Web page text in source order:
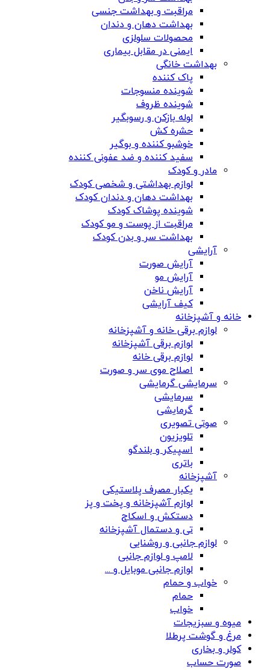
مراقبت و بهداشت جنسی
بهداشت دهان و دندان
محصولات سلولزی
ایمنی در مقابل بیماری
بهداشت خانگی
پاک کننده
شوینده منسوجات
شوینده ظروف
لوله بازکن و رسوبگیر
حشره کش
خوشبو کننده و بوگیر
سفید کننده و ضد عفونی کننده
مادر و کودک
لوازم بهداشتی و شخصی کودک
بهداشت دهان و دندان کودک
شوینده پوشاک کودک
مراقبت از پوست و مو کودک
بهداشت سر و بدن کودک
آرایشی
آرایش صورت
آرایش مو
آرایش ناخن
کیف آرایشی
خانه و آشپزخانه
لوازم برقی خانه و آشپزخانه
لوازم برقی آشپزخانه
لوازم برقی خانه
اصلاح موی سر و صورت
سرمایشی گرمایشی
سرمایشی
گرمایشی
صوتی تصویری
تلویزیون
اسپیکر و بلندگو
باتری
آشپزخانه
یکبار مصرف پلاستیکی
لوازم آشپزخانه و پخت و پز
دستکش و اسکاج
تی و دستمال آشپزخانه
لوازم جانبی و روشنایی
لامپ و لوازم جانبی
لوازم جانبی موبایل و ...
خواب و حمام
حمام
خواب
میوه و سبزیجات
مرغ و گوشت پرطلا
کولر و بخاری
صورت حساب